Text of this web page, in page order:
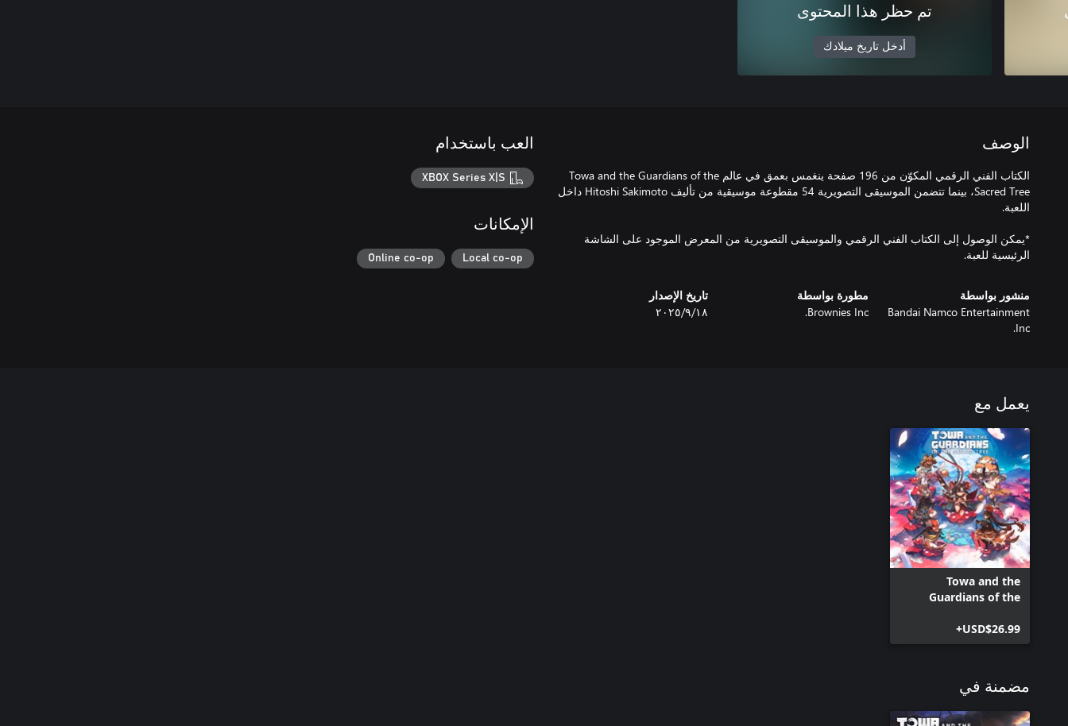
تم حظر هذا المحتوى
أدخل تاريخ ميلادك
الوصف
الكتاب الفني الرقمي المكوّن من 196 صفحة ينغمس بعمق في عالم Towa and the Guardians of the
Sacred Tree، بينما تتضمن الموسيقى التصويرية 54 مقطوعة موسيقية من تأليف Hitoshi Sakimoto داخل
*يمكن الوصول إلى الكتاب الفني الرقمي والموسيقى التصويرية من المعرض الموجود على الشاشة
الرئيسية للعبة.
منشور بواسطة
Bandai Namco Entertainment
Inc.
مطورة بواسطة
Brownies Inc.
تاريخ الإصدار
١٨‏/٩‏/٢٠٢٥
العب باستخدام
XBOX Series X|S
الإمكانات
Local co-op
Online co-op
يعمل مع
Towa and the
Guardians of the
USD$26.99+
مضمنة في